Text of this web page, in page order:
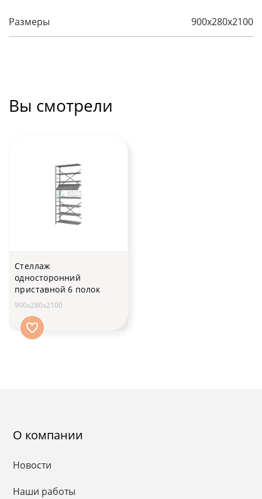
Размеры 900х280х2100
Вы смотрели
Стеллаж
односторонний
приставной 6 полок
900х280х2100
О компании
Новости
Наши работы